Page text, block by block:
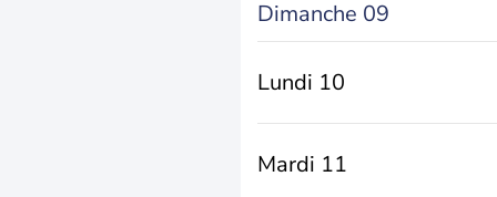
Dimanche 09
Lundi 10
Mardi 11